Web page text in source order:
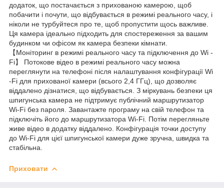
додаток, що постачається з прихованою камерою, щоб
побачити і почути, що відбувається в режимі реального часу, і
ніколи не турбуйтеся про те, щоб пропустити щось важливе.
Ця камера ідеально підходить для спостереження за вашим
будинком чи офісом як камера безпеки кімнати.
【Моніторинг в режимі реального часу та підключення до Wi -
Fi】 Потокове відео в режимі реального часу можна
переглянути на телефоні після налаштування конфігурації Wi
-Fi для прихованої камери (всього 2,4 ГГц), що дозволяє
віддалено дізнатися, що відбувається. З міркувань безпеки ця
шпигунська камера не підтримує публічний маршрутизатор
Wi-Fi без пароля. Завантажте програму на свій телефон та
підключіть його до маршрутизатора Wi-Fi. Потім перегляньте
живе відео в додатку віддалено. Конфігурація точки доступу
до Wi-Fi для цієї шпигунської камери дуже зручна, швидка та
стабільна.
Приховати